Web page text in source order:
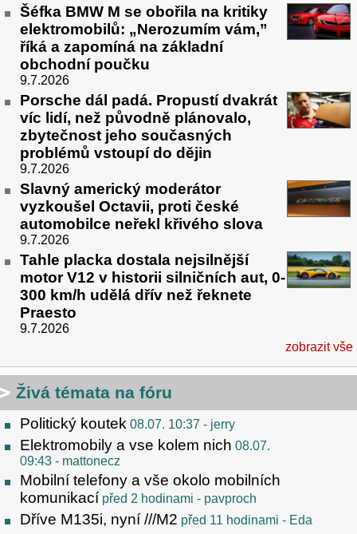
Šéfka BMW M se obořila na kritiky
elektromobilů: „Nerozumím vám,”
říká a zapomíná na základní
obchodní poučku
9.7.2026
Porsche dál padá. Propustí dvakrát
víc lidí, než původně plánovalo,
zbytečnost jeho současných
problémů vstoupí do dějin
9.7.2026
Slavný americký moderátor
vyzkoušel Octavii, proti české
automobilce neřekl křivého slova
9.7.2026
Tahle placka dostala nejsilnější
motor V12 v historii silničních aut, 0-
300 km/h udělá dřív než řeknete
Praesto
9.7.2026
zobrazit vše
Živá témata na fóru
Politický koutek 08.07. 10:37 - jerry
Elektromobily a vse kolem nich 08.07.
09:43 - mattonecz
Mobilní telefony a vše okolo mobilních
komunikací před 2 hodinami - pavproch
Dříve M135i, nyní ///M2 před 11 hodinami - Eda